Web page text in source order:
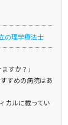
の理学療法士
すか？」
すめの病院はあ
カルに載ってい